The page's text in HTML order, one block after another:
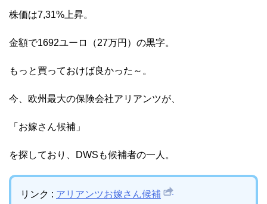
株価は7,31%上昇。
金額で1692ユーロ（27万円）の黒字。
もっと買っておけば良かった～。
今、欧州最大の保険会社アリアンツが、
「お嫁さん候補」
を探しており、DWSも候補者の一人。
リンク : アリアンツお嫁さん候補